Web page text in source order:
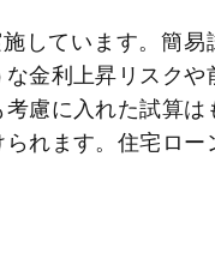
しています。簡易
金利上昇リスクや
慮に入れた試算は
れます。住宅ロー